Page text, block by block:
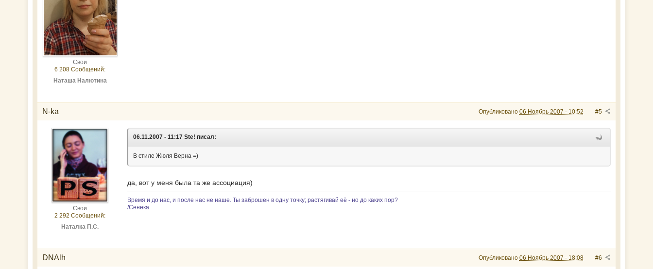
Свои
6 208 Сообщений:
Наташа Налютина
#5
N-ka Опубликовано 06 Ноябрь 2007 - 10:52
Свои
2 292 Сообщений:
Наталка П.С.
06.11.2007 - 11:17 Ste! писал:
В стиле Жюля Верна =)
да, вот у меня была та же ассоциация)
Время и до нас, и после нас не наше. Ты заброшен в одну точку; растягивай её - но до каких пор?
/Сенека
#6
DNAlh Опубликовано 06 Ноябрь 2007 - 18:08